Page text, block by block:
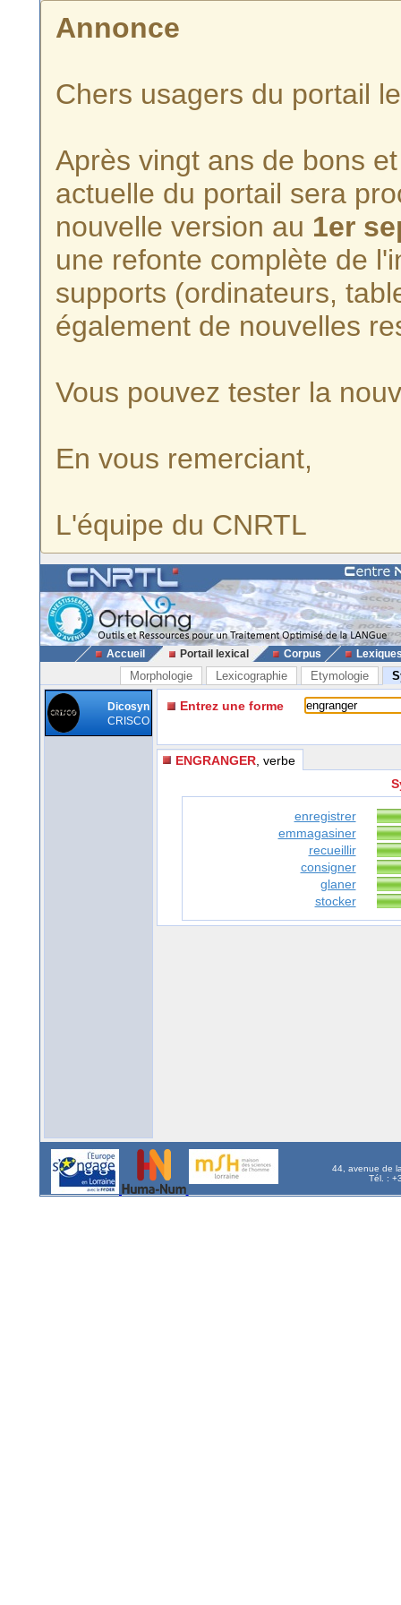
Annonce
Chers usagers du portail
Après vingt ans de bons
actuelle du portail sera
nouvelle version au 1er
une refonte complète de
supports (ordinateurs,
également de nouvelles
Vous pouvez tester la
En vous remerciant,
L'équipe du CNRTL
Accueil Portail lexical Corpus
Morphologie Lexicographie Etymologie
Dicosyn
CRISCO
Entrez une forme
ENGRANGER , verbe
enregistrer
emmagasiner
recueillir
consigner
glaner
stocker
44, avenue de
Tél. :